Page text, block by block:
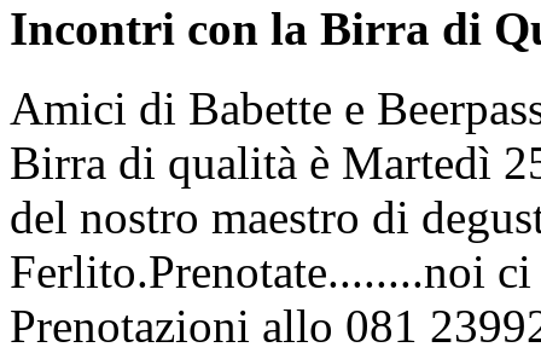
Incontri con la Birra di
Amici di Babette e
Birra di qualità è Martedì
del nostro maestro di
Ferlito.Prenotate........noi
Prenotazioni allo 081